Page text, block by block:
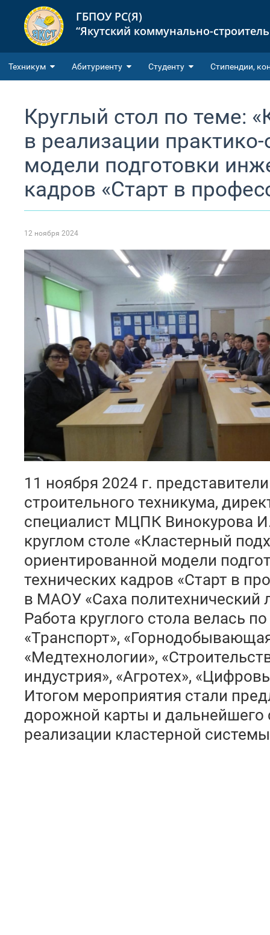
ГБПОУ РС(Я)
“Якутский коммунально-
Техникум Абитуриенту Студенту Cтипендии,
Круглый стол по теме:
в реализации
модели подготовки
кадров «Старт в
12 ноября 2024
11 ноября 2024 г.
строительного техникума,
специалист МЦПК Винокурова
круглом столе «Кластерный
ориентированной модели
технических кадров «Старт в
в МАОУ «Саха политехнический
Работа круглого стола велась
«Транспорт»,
«Медтехнологии»,
индустрия», «Агротех»,
Итогом мероприятия стали
дорожной карты и дальнейшего
реализации кластерной